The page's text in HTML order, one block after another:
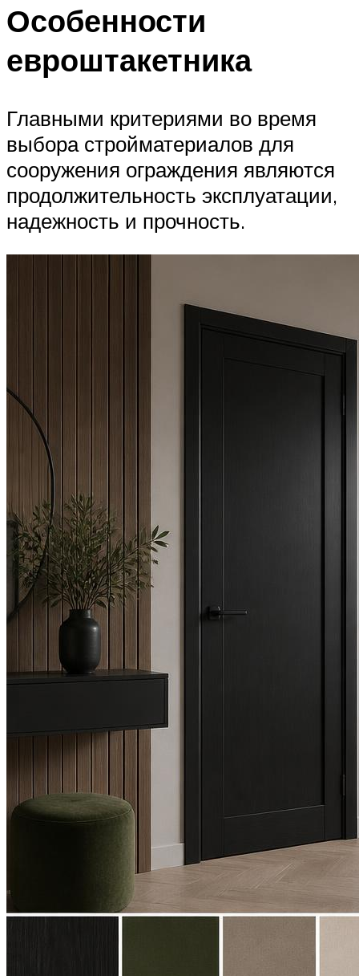
Особенности
евроштакетника
Главными критериями во время
выбора стройматериалов для
сооружения ограждения являются
продолжительность эксплуатации,
надежность и прочность.